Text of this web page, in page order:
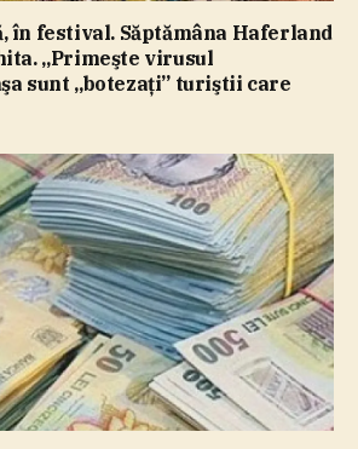
în festival. Săptămâna Haferland
„Primeşte virusul
sunt „botezaţi” turiştii care